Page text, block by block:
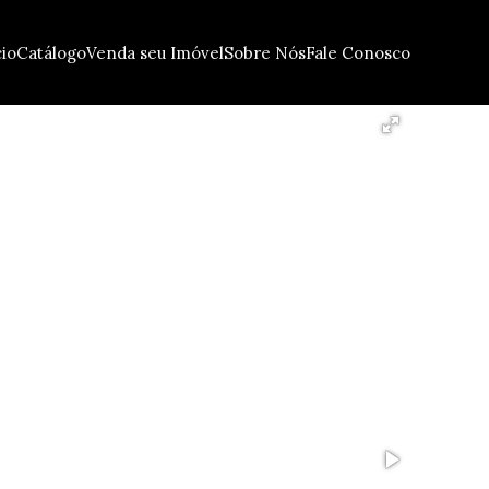
Fale Conosco
Sobre Nós
Venda seu Imóvel
Catálogo